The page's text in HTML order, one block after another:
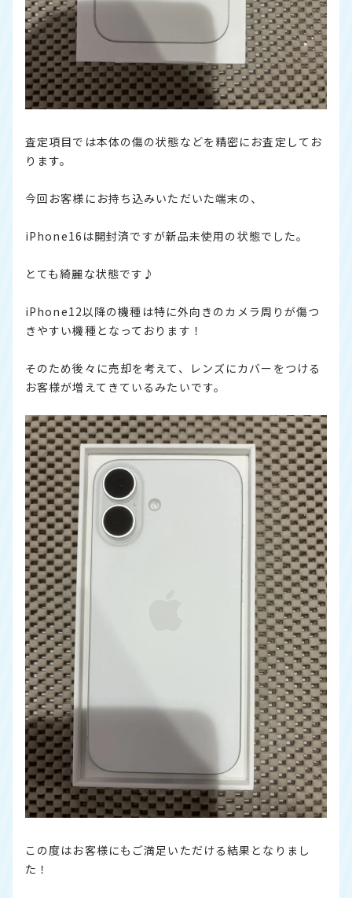
査定項目では本体の傷の状態などを精密にお査定してお
ります。
今回お客様にお持ち込みいただいた端末の、
iPhone16は開封済ですが新品未使用の状態でした。
とても綺麗な状態です♪
iPhone12以降の機種は特に外向きのカメラ周りが傷つ
きやすい機種となっております！
そのため後々に売却を考えて、レンズにカバーをつける
お客様が増えてきているみたいです。
この度はお客様にもご満足いただける結果となりまし
た！